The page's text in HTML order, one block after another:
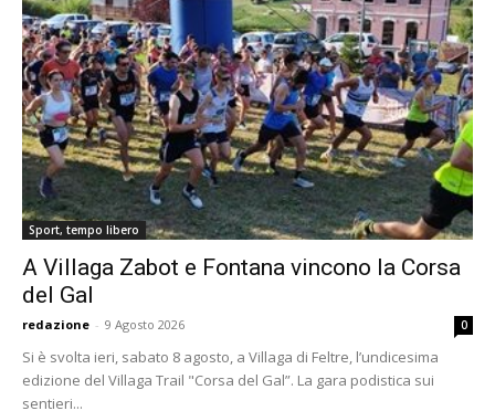
Sport, tempo libero
A Villaga Zabot e Fontana vincono la Corsa
del Gal
redazione - 9 Agosto 2026 0
Si è svolta ieri, sabato 8 agosto, a Villaga di Feltre, l’undicesima
edizione del Villaga Trail "Corsa del Gal”. La gara podistica sui
sentieri...